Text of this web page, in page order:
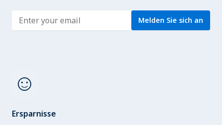
Enter address Melden Sie sich an
sentiment_satisfied
Ersparnisse